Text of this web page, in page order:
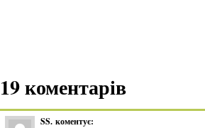
19 коментарів
SS. коментує: